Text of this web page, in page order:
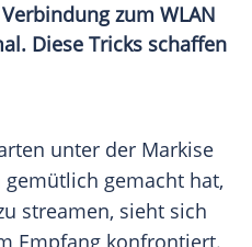
zum WLAN
Diese Tricks schaffen
unter der Markise
gemacht hat,
streamen, sieht sich